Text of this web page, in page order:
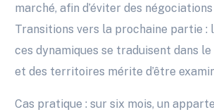
marché, afin d’éviter des
Transitions vers la prochaine partie :
ces dynamiques se traduisent dans
et des territoires mérite d’être
Cas pratique : sur six mois, un